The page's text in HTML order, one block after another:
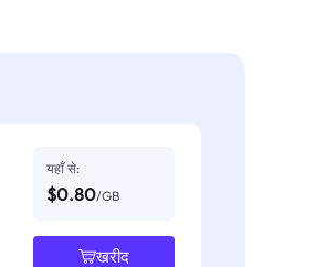
यहाँ से:
$0.80/GB
खरीद